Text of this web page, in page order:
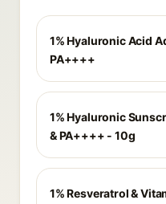
1% Hyaluronic Acid
PA++++
1% Hyaluronic
& PA++++ - 10g
1% Resveratrol &